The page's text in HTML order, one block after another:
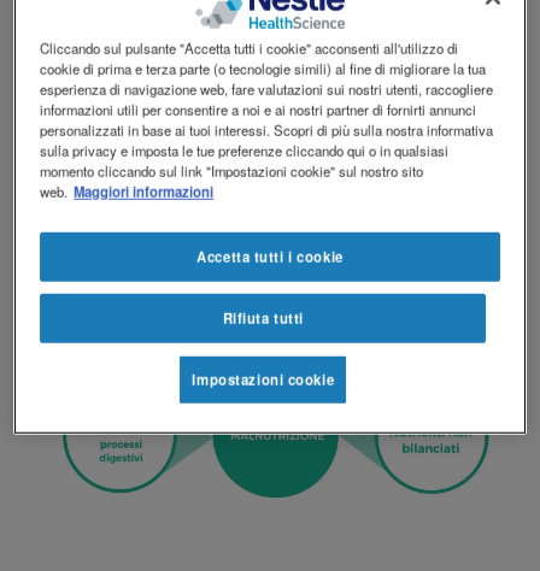
revamp
ACQUISTA ORA
Nutritional Academy
Contattaci
Social
revamp
v2
cambia tema
concomitanti: insufficiente apporto di calorie
(per ridotta quantità di cibo nella dieta);
apporto non bilanciato dei principi nutritivi
(tipologia di alimenti assunti non adeguato);
processi digestivi che non funzionano
correttamente (alterati processi di
assorbimento dei vari nutrienti).
Cliccando sul pulsante "Accetta tutti i cookie" acconsenti all'utilizzo di
cookie di prima e terza parte (o tecnologie simili) al fine di migliorare la tua
esperienza di navigazione web, fare valutazioni sui nostri utenti, raccogliere
informazioni utili per consentire a noi e ai nostri partner di fornirti annunci
personalizzati in base ai tuoi interessi. Scopri di più sulla nostra informativa
sulla privacy e imposta le tue preferenze cliccando qui o in qualsiasi
momento cliccando sul link "Impostazioni cookie" sul nostro sito
web. Maggiori informazioni
Rifiuta tutti
Accetta tutti i cookie
Impostazioni cookie